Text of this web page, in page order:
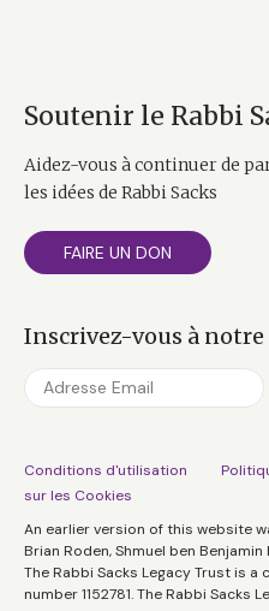
Soutenir le Rabbi
Aidez-vous à continuer de
les idées de Rabbi Sacks
FAIRE UN DON
Inscrivez-vous à
Conditions d'utilisation
sur les Cookies
An earlier version of this website
Brian Roden, Shmuel ben Benjamin
The Rabbi Sacks Legacy Trust is
number 1152781. The Rabbi